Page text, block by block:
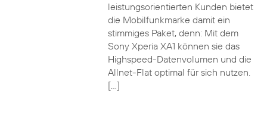
leistungsorientierten Kunden bietet
die Mobilfunkmarke damit ein
stimmiges Paket, denn: Mit dem
Sony Xperia XA1 können sie das
Highspeed-Datenvolumen und die
Allnet-Flat optimal für sich nutzen.
[…]